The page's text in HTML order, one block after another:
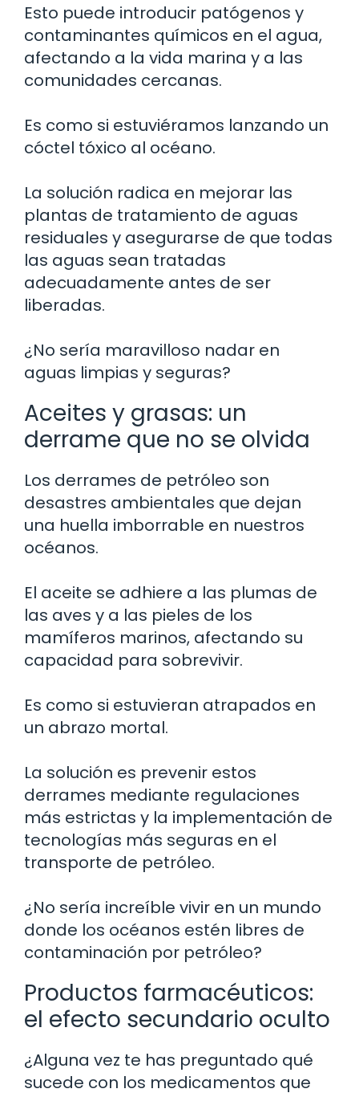
Esto puede introducir patógenos y
contaminantes químicos en el agua,
afectando a la vida marina y a las
comunidades cercanas.
Es como si estuviéramos lanzando un
cóctel tóxico al océano.
La solución radica en mejorar las
plantas de tratamiento de aguas
residuales y asegurarse de que todas
las aguas sean tratadas
adecuadamente antes de ser
liberadas.
¿No sería maravilloso nadar en
aguas limpias y seguras?
Aceites y grasas: un
derrame que no se olvida
Los derrames de petróleo son
desastres ambientales que dejan
una huella imborrable en nuestros
océanos.
El aceite se adhiere a las plumas de
las aves y a las pieles de los
mamíferos marinos, afectando su
capacidad para sobrevivir.
Es como si estuvieran atrapados en
un abrazo mortal.
La solución es prevenir estos
derrames mediante regulaciones
más estrictas y la implementación de
tecnologías más seguras en el
transporte de petróleo.
¿No sería increíble vivir en un mundo
donde los océanos estén libres de
contaminación por petróleo?
Productos farmacéuticos:
el efecto secundario oculto
¿Alguna vez te has preguntado qué
sucede con los medicamentos que